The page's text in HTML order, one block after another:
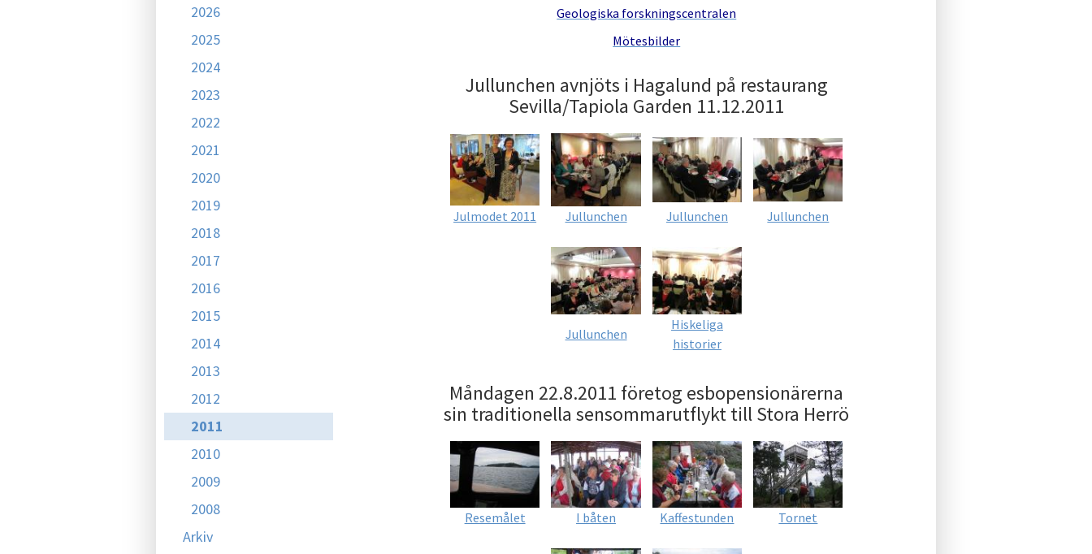
2026
2025
2024
2023
2022
2021
2020
2019
2018
2017
2016
2015
2014
2013
2012
2011
2010
2009
2008
Arkiv
Geologiska forskningscentralen
Mötesbilder
Jullunchen avnjöts i Hagalund på restaurang
Sevilla/Tapiola Garden 11.12.2011
Julmodet 2011 Jullunchen Jullunchen Jullunchen
Jullunchen
Hiskeliga
historier
Måndagen 22.8.2011 företog esbopensionärerna
sin traditionella sensommarutflykt till Stora Herrö
Resemålet I båten Kaffestunden Tornet